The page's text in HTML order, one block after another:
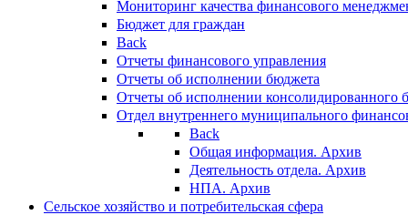
Мониторинг качества финансового
Бюджет для граждан
Back
Отчеты финансового управления
Отчеты об исполнении бюджета
Отчеты об исполнении консолидированного
Отдел внутреннего муниципального
Back
Общая информация. Архив
Деятельность отдела. Архив
НПА. Архив
Сельское хозяйство и потребительская сфера